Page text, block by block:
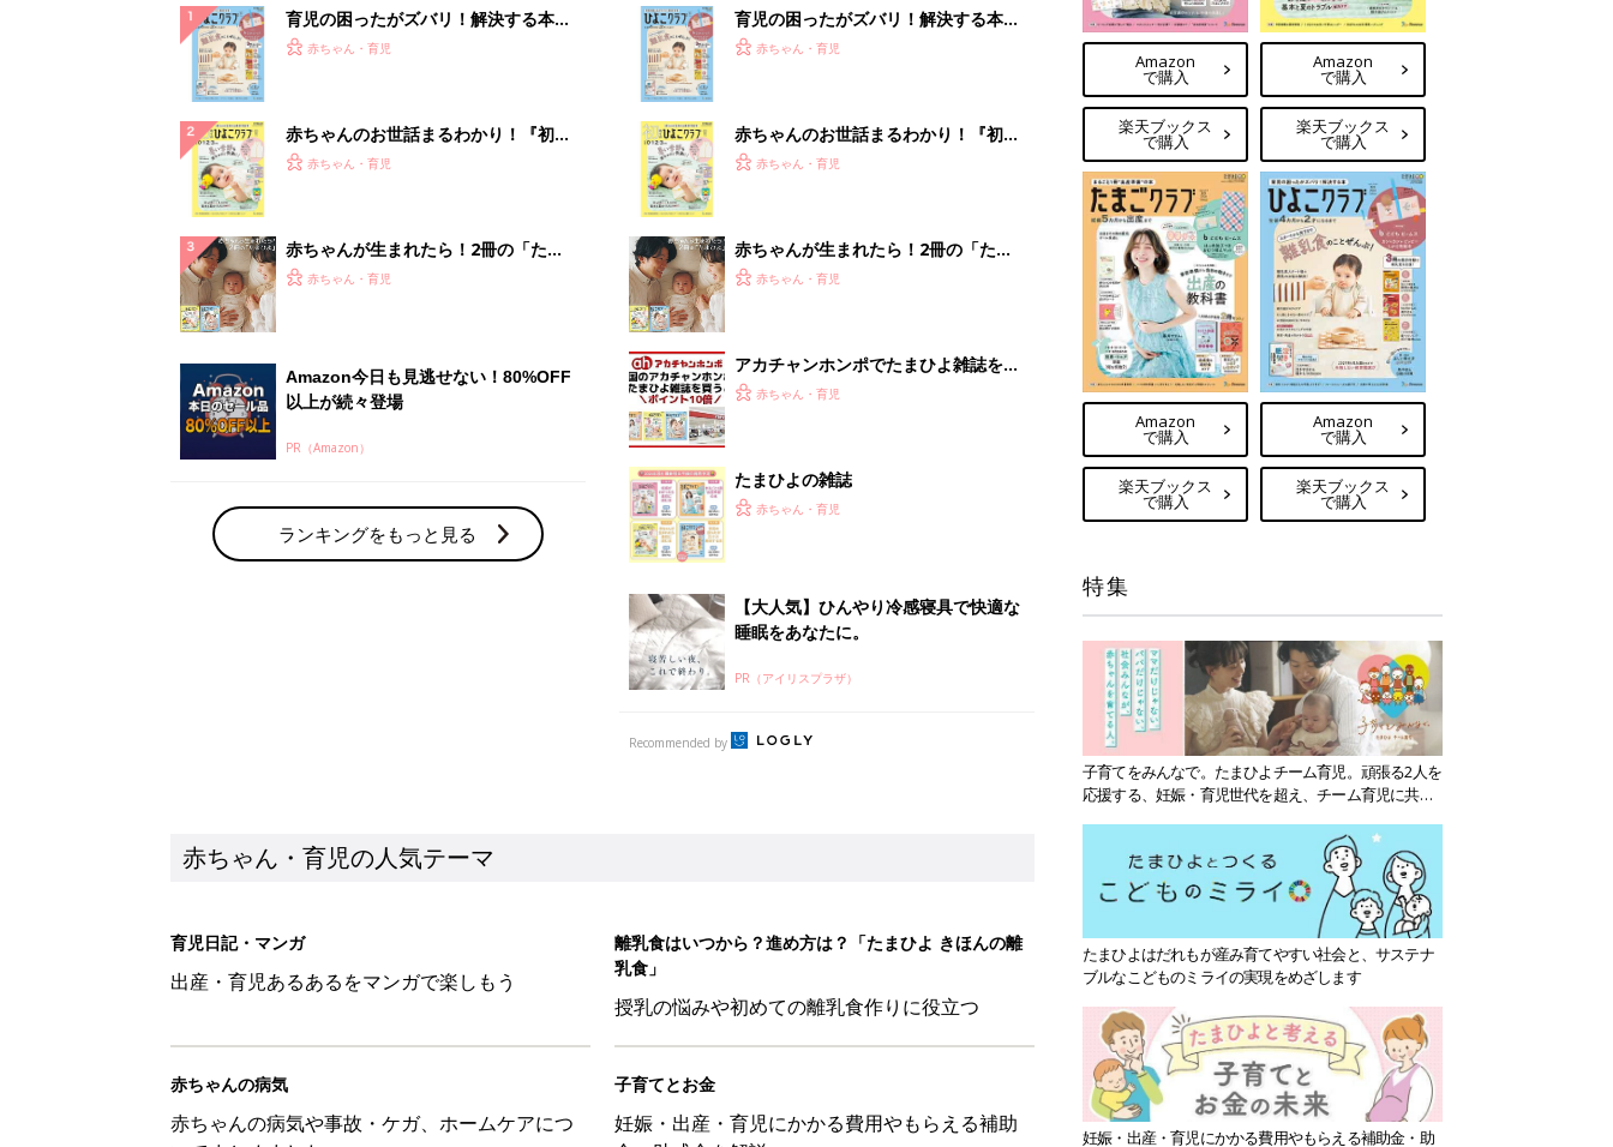
育児の困ったがズバリ！解決する本
『ひよこクラブ 秋号』 4カ月～2才
赤ちゃん・育児
赤ちゃんのお世話まるわかり！『初め
てのひよこクラブ 夏号』〈巻頭大特
赤ちゃん・育児
赤ちゃんが生まれたら！2冊の「たま
ひよ」
赤ちゃん・育児
Amazon今日も見逃せない！80%OFF
以上が続々登場
PR（Amazon）
ランキングをもっと見る
育児の困ったがズバリ！解決する本
『ひよこクラブ 秋号』 4カ月～2才
赤ちゃん・育児
赤ちゃんのお世話まるわかり！『初め
てのひよこクラブ 夏号』〈巻頭大特
赤ちゃん・育児
赤ちゃんが生まれたら！2冊の「たま
ひよ」
赤ちゃん・育児
アカチャンホンポでたまひよ雑誌を買
うとポイント10倍【期間限定】
赤ちゃん・育児
たまひよの雑誌
赤ちゃん・育児
【大人気】ひんやり冷感寝具で快適な
睡眠をあなたに。
PR（アイリスプラザ）
Recommended by
赤ちゃん・育児の人気テーマ
育児日記・マンガ
出産・育児あるあるをマンガで楽しもう
離乳食はいつから？進め方は？「たまひよ きほんの離
乳食」
授乳の悩みや初めての離乳食作りに役立つ
赤ちゃんの病気
赤ちゃんの病気や事故・ケガ、ホームケアにつ
子育てとお金
妊娠・出産・育児にかかる費用やもらえる補助
Amazon
で購入
楽天ブックス
で購入
Amazon
で購入
楽天ブックス
で購入
Amazon
で購入
楽天ブックス
で購入
Amazon
で購入
楽天ブックス
で購入
特集
子育てをみんなで。たまひよチーム育児。頑張る2人を
応援する、妊娠・育児世代を超え、チーム育児に共感
たまひよはだれもが産み育てやすい社会と、サステナ
ブルなこどものミライの実現をめざします
妊娠・出産・育児にかかる費用やもらえる補助金・助